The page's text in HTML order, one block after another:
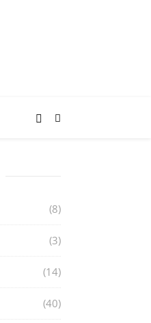
(8)
(3)
(14)
(40)